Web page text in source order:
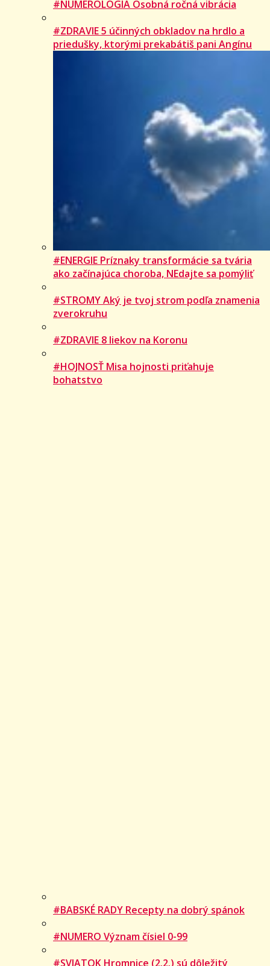
#NUMEROLÓGIA Osobná ročná vibrácia
#ZDRAVIE 5 účinných obkladov na hrdlo a
priedušky, ktorými prekabátiš pani Angínu
#ENERGIE Príznaky transformácie sa tvária
ako začínajúca choroba, NEdajte sa pomýliť
#STROMY Aký je tvoj strom podľa znamenia
zverokruhu
#ZDRAVIE 8 liekov na Koronu
#HOJNOSŤ Misa hojnosti priťahuje
bohatstvo
#BABSKÉ RADY Recepty na dobrý spánok
#NUMERO Význam čísiel 0-99
#SVIATOK Hromnice (2.2.) sú dôležitý